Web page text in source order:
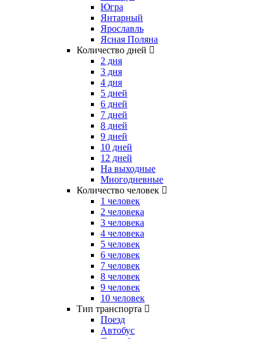
Югра
Янтарный
Ярославль
Ясная Поляна
Количество дней
2 дня
3 дня
4 дня
5 дней
6 дней
7 дней
8 дней
9 дней
10 дней
12 дней
На выходные
Многодневные
Количество человек
1 человек
2 человека
3 человека
4 человека
5 человек
6 человек
7 человек
8 человек
9 человек
10 человек
Тип транспорта
Поезд
Автобус